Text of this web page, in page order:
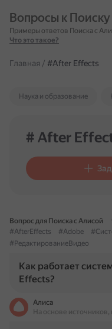
Вопросы к Поиску
Примеры ответов Поиска с
Что это такое?
Главная / #After Effects
Наука и образование
# After
Вопрос для Поиска с Алисой
#AfterEffects
#Adobe
#РедактированиеВидео
Как работает
Effects?
Алиса
На основе